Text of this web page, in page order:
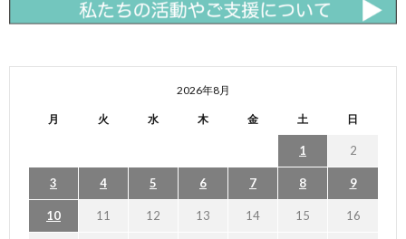
2026年8月
月 火 水 木 金 土 日
1 2
3 4 5 6 7 8 9
10 11 12 13 14 15 16